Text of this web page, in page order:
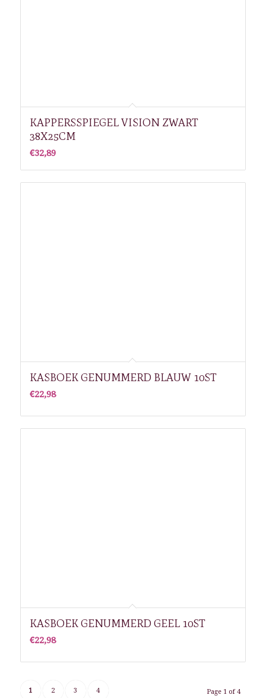
KAPPERSSPIEGEL VISION ZWART
38X25CM
€32,89
KASBOEK GENUMMERD BLAUW 10ST
€22,98
KASBOEK GENUMMERD GEEL 10ST
€22,98
Page 1 of 4
1 2 3 4